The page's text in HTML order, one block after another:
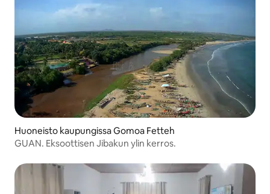
Huoneisto kaupungissa Gomoa Fetteh
GUAN. Eksoottisen Jibakun ylin kerros.